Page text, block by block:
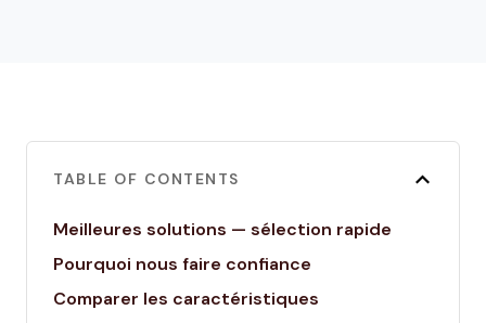
TABLE OF CONTENTS
Meilleures solutions — sélection rapide
Pourquoi nous faire confiance
Comparer les caractéristiques